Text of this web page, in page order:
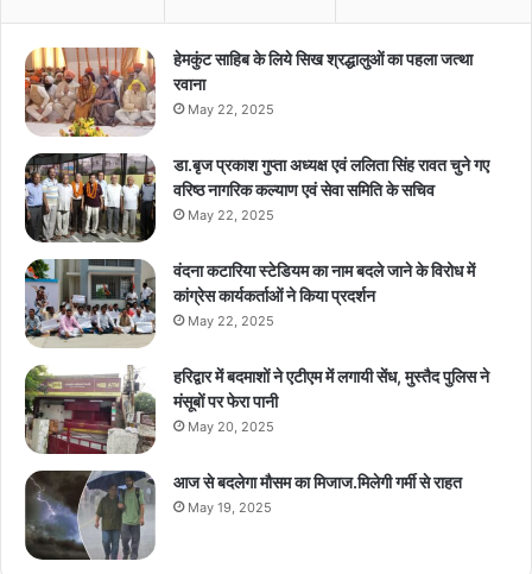
हेमकुंट साहिब के लिये सिख श्रद्धालुओं का पहला जत्था
रवाना
May 22, 2025
डा.बृज प्रकाश गुप्ता अध्यक्ष एवं ललिता सिंह रावत चुने गए
वरिष्ठ नागरिक कल्याण एवं सेवा समिति के सचिव
May 22, 2025
वंदना कटारिया स्टेडियम का नाम बदले जाने के विरोध में
कांग्रेस कार्यकर्ताओं ने किया प्रदर्शन
May 22, 2025
हरिद्वार में बदमाशों ने एटीएम में लगायी सेंध, मुस्तैद पुलिस ने
मंसूबों पर फेरा पानी
May 20, 2025
आज से बदलेगा मौसम का मिजाज.मिलेगी गर्मी से राहत
May 19, 2025